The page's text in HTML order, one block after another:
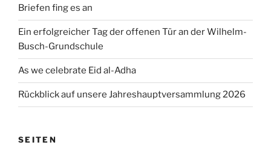
Briefen fing es an
Ein erfolgreicher Tag der offenen Tür an der Wilhelm-
Busch-Grundschule
As we celebrate Eid al-Adha
Rückblick auf unsere Jahreshauptversammlung 2026
SEITEN